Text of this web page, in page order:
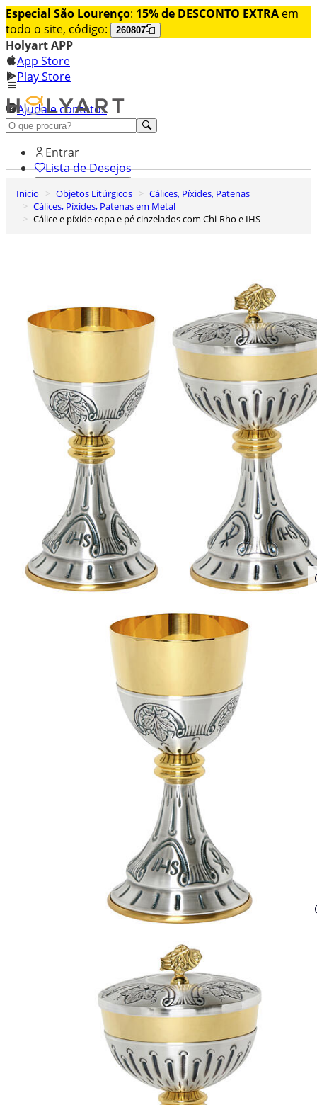
Especial São Lourenço: 15% de DESCONTO EXTRA em
todo o site, código:
260807
Holyart APP
App Store
Play Store
Ajuda e contatos
Conheça premium
Entrar
Lista de Desejos
0
Carrinho de Compras
Inicio Objetos Litúrgicos
Cálices, Píxides, Patenas
Cálices, Píxides, Patenas em Metal
Cálice e píxide copa e pé cinzelados com Chi-Rho e IHS